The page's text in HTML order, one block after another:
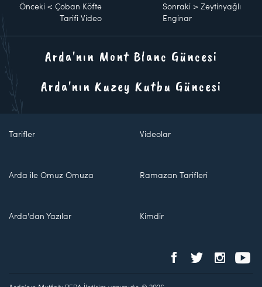
Önceki < Çoban Köfte
Tarifi Video
Sonraki >Zeytinyağlı
Enginar
Arda'nın Mont Blanc Güncesi
Arda'nın Kuzey Kutbu Güncesi
Tarifler Videolar
Arda ile Omuz Omuza Ramazan Tarifleri
Arda'dan Yazılar Kimdir